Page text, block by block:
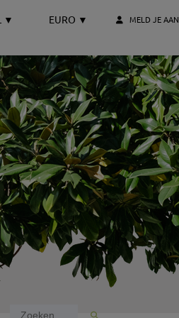
MELD JE AAN
EURO ▼
▼